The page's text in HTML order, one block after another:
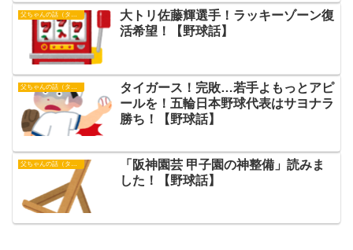
父ちゃんの話（タイガース）
大トリ佐藤輝選手！ラッキーゾーン復
活希望！【野球話】
父ちゃんの話（タイガース）
タイガース！完敗…若手よもっとアピ
ールを！五輪日本野球代表はサヨナラ
勝ち！【野球話】
「阪神園芸 甲子園の神整備」読みま
した！【野球話】